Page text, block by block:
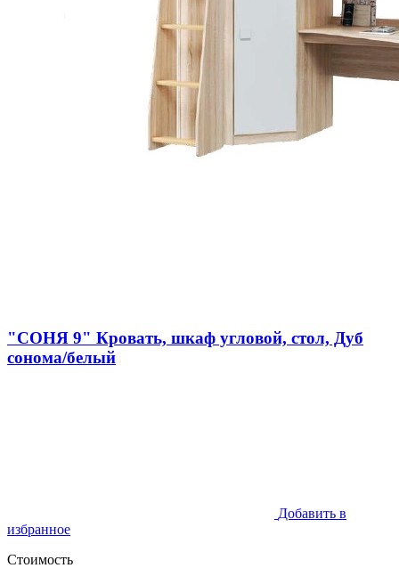
"СОНЯ 9" Кровать, шкаф угловой, стол, Дуб
сонома/белый
Добавить в
избранное
Стоимость